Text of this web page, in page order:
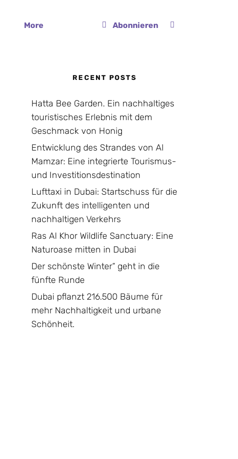
More Abonnieren
RECENT POSTS
Hatta Bee Garden. Ein nachhaltiges
touristisches Erlebnis mit dem
Geschmack von Honig
Entwicklung des Strandes von Al
Mamzar: Eine integrierte Tourismus-
und Investitionsdestination
Lufttaxi in Dubai: Startschuss für die
Zukunft des intelligenten und
nachhaltigen Verkehrs
Ras Al Khor Wildlife Sanctuary: Eine
Naturoase mitten in Dubai
Der schönste Winter“ geht in die
fünfte Runde
Dubai pflanzt 216.500 Bäume für
mehr Nachhaltigkeit und urbane
Schönheit.